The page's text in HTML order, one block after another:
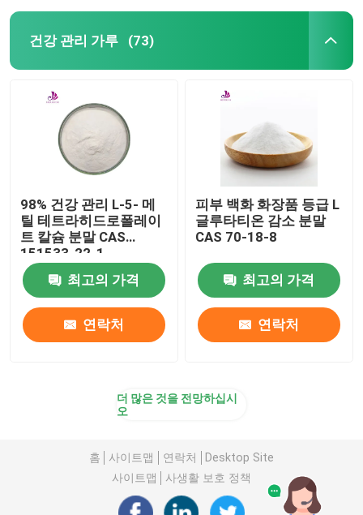
건강 관리 가루 (73)
98% 건강 관리 L-5- 메
틸 테트라히드로폴레이
트 칼슘 분말 CAS
151533-22-1
최고의 가격
연락처
피부 백화 화장품 등급 L
글루타티온 감소 분말
CAS 70-18-8
최고의 가격
연락처
더 많은 것을 전망하십시
오
홈 사이트맵 연락처
Desktop Site
사이트맵
사생활 보호 정책